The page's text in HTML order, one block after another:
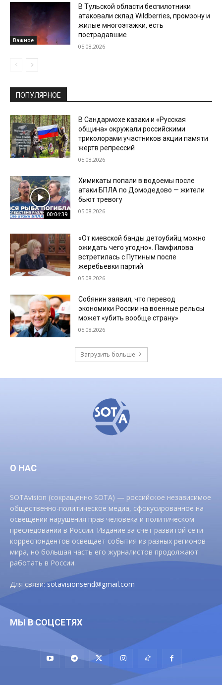
Важное
В Тульской области беспилотники
атаковали склад Wildberries, промзону и
жилые многоэтажки, есть
пострадавшие
05.08.2026
ПОПУЛЯРНОЕ
В Сандармохе казаки и «Русская
община» окружали российскими
триколорами участников акции памяти
жертв репрессий
05.08.2026
00:04:39
Химикаты попали в водоемы после
атаки БПЛА по Домодедово — жители
бьют тревогу
05.08.2026
«От киевской банды детоубийц можно
ожидать чего угодно». Памфилова
встретилась с Путиным после
жеребьевки партий
05.08.2026
Собянин заявил, что перевод
экономики России на военные рельсы
может «убить вообще страну»
05.08.2026
Загрузить больше
О НАС
SOTAvision (сокращенно SOTA) — российское независимое
общественно-политическое медиа, сфокусированное на
освещении нарушения прав человека и политическом
преследовании в России. Издание за счет развитой сети
корреспондентов освещает события из разных регионов
мира, но большая часть его журналистов продолжают
работать в России.
Для связи:sotavisionsend@gmail.com
МЫ В СОЦСЕТЯХ